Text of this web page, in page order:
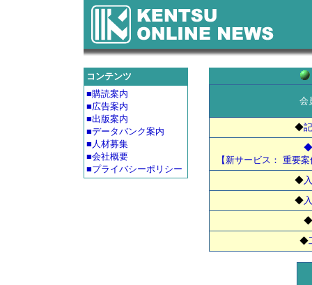
コンテンツ
■購読案内
■広告案内
■出版案内
■データバンク案内
■人材募集
■会社概要
■プライバシーポリシー
会
◆
◆
【新サービス： 重要
◆
◆
◆
◆